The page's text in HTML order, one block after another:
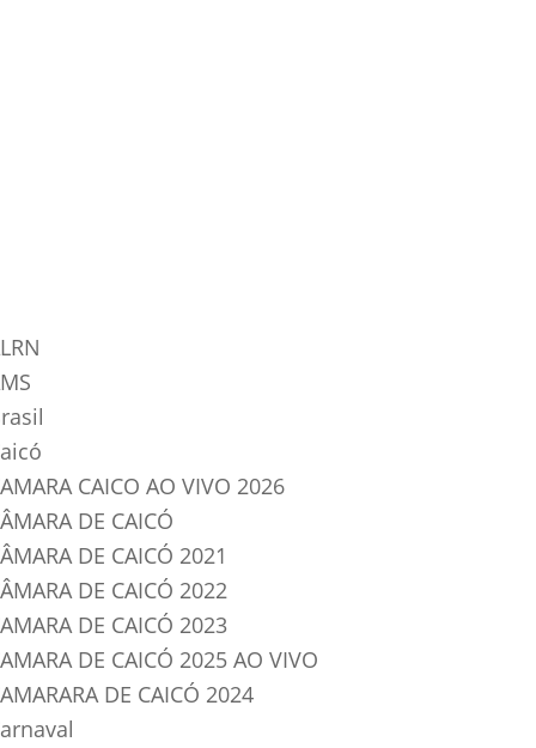
CAICO AO VIVO 2026
DE CAICÓ
DE CAICÓ 2021
DE CAICÓ 2022
DE CAICÓ 2023
DE CAICÓ 2025 AO VIVO
DE CAICÓ 2024